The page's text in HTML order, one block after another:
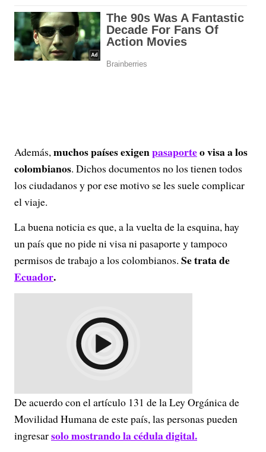
Además,muchos países exigenpasaporteo visa a los
colombianos. Dichos documentos no los tienen todos
los ciudadanos y por ese motivo se les suele complicar
el viaje.
La buena noticia es que, a la vuelta de la esquina, hay
un país que no pide ni visa ni pasaporte y tampoco
permisos de trabajo a los colombianos. Se trata de
Ecuador.
De acuerdo con el artículo 131 de la Ley Orgánica de
Movilidad Humana de este país, las personas pueden
ingresarsolo mostrando la cédula digital.